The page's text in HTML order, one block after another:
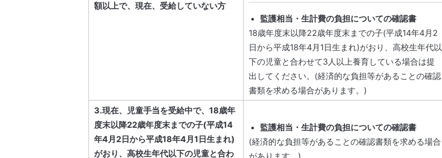
額以上で、現在、受給していない方
監護相当・生計費の負担についての確認書
18歳年度末以降22歳年度末までの子(平成14年4月2
日から平成18年4月1日生まれ)がおり、高校生年代以
下の児童と合わせて3人以上養育している場合は提
出してください。(経済的な負担等があることの確認
書類を求める場合があります。)
3.現在、児童手当を受給中で、18歳年
度末以降22歳年度末までの子(平成14
年4月2日から平成18年4月1日生まれ)
がおり、高校生年代以下の児童と合わ
監護相当・生計費の負担についての確認書
(経済的な負担等があることの確認書類を求める場合
があります。)